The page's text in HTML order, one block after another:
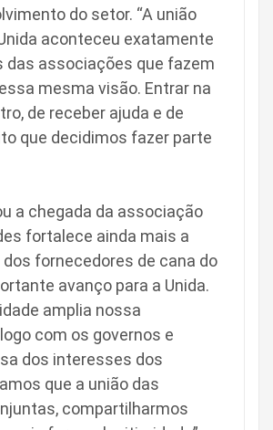
do setor. “A união
aconteceu exatamente
das associações que fazem
mesma visão. Entrar na
de receber ajuda e de
que decidimos fazer parte
a chegada da associação
fortalece ainda mais a
fornecedores de cana do
avanço para a Unida.
amplia nossa
com os governos e
dos interesses dos
que a união das
compartilharmos